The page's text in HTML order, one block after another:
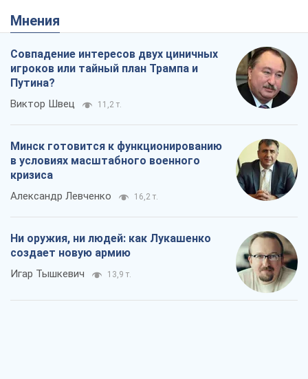
Мнения
Совпадение интересов двух циничных
игроков или тайный план Трампа и
Путина?
Виктор Швец 11,2 т.
Минск готовится к функционированию
в условиях масштабного военного
кризиса
Александр Левченко 16,2 т.
Ни оружия, ни людей: как Лукашенко
создает новую армию
Игар Тышкевич 13,9 т.